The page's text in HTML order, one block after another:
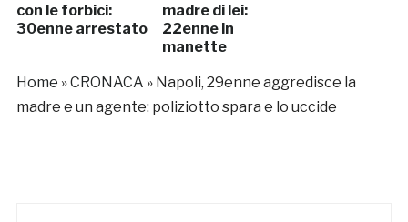
con le forbici:
30enne arrestato
madre di lei:
22enne in
manette
Home »CRONACA » Napoli, 29enne aggredisce la
madre e un agente: poliziotto spara e lo uccide